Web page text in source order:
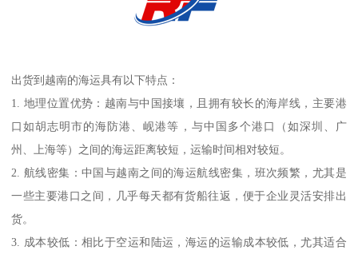
出货到越南的海运具有以下特点：
1. 地理位置优势：越南与中国接壤，且拥有较长的海岸线，主要港
口如胡志明市的海防港、岘港等，与中国多个港口（如深圳、广
州、上海等）之间的海运距离较短，运输时间相对较短。
2. 航线密集：中国与越南之间的海运航线密集，班次频繁，尤其是
一些主要港口之间，几乎每天都有货船往返，便于企业灵活安排出
货。
3. 成本较低：相比于空运和陆运，海运的运输成本较低，尤其适合